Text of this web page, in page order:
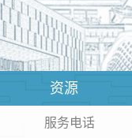
资源
服务电话